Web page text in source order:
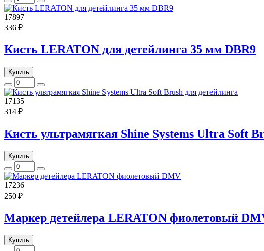
17897
336 ₽
Кисть LERATON для детейлинга 35 мм DBR9
Купить
17135
314 ₽
Кисть ультрамягкая Shine Systems Ultra Soft
Купить
17236
250 ₽
Маркер детейлера LERATON фиолетовый
Купить